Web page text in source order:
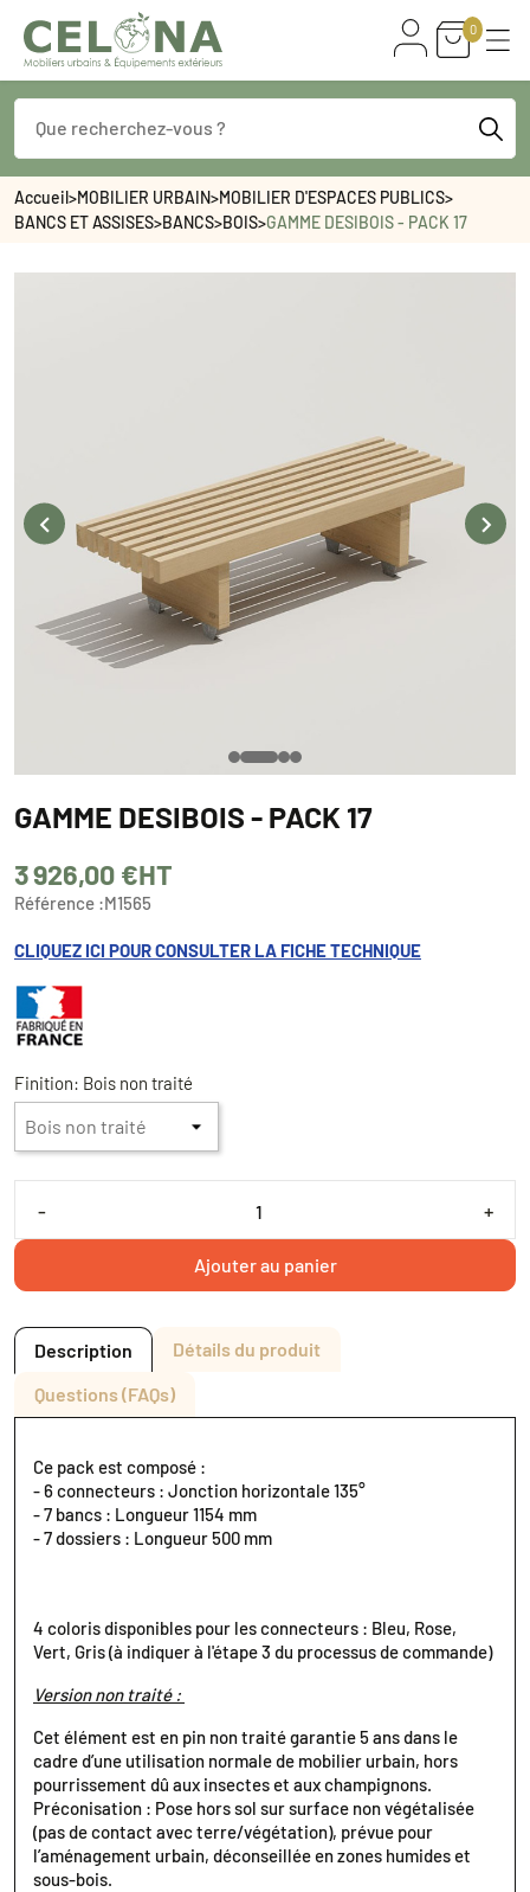
0
Accueil>MOBILIER URBAIN>MOBILIER D'ESPACES PUBLICS>
BANCS ET ASSISES>BANCS>BOIS>GAMME DESIBOIS - PACK 17
 
GAMME DESIBOIS - PACK 17
3 926,00 €HT
Référence :M1565
CLIQUEZ ICI POUR CONSULTER LA FICHE TECHNIQUE
Finition: Bois non traité
- +
Ajouter au panier
Description
Détails du produit
Questions (FAQs)
Ce pack est composé :
- 6 connecteurs : Jonction horizontale 135°
- 7 bancs : Longueur 1154 mm
- 7 dossiers : Longueur 500 mm
4 coloris disponibles pour les connecteurs : Bleu, Rose,
Vert, Gris (à indiquer à l'étape 3 du processus de commande)
Version non traité :
Cet élément est en pin non traité garantie 5 ans dans le
cadre d’une utilisation normale de mobilier urbain, hors
pourrissement dû aux insectes et aux champignons.
Préconisation : Pose hors sol sur surface non végétalisée
(pas de contact avec terre/végétation), prévue pour
l’aménagement urbain, déconseillée en zones humides et
sous-bois.